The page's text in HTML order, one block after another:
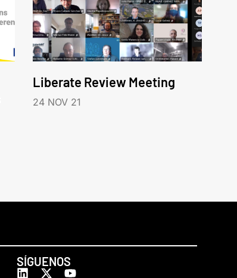
Liberate Review Meeting
24 NOV 21
SÍGUENOS